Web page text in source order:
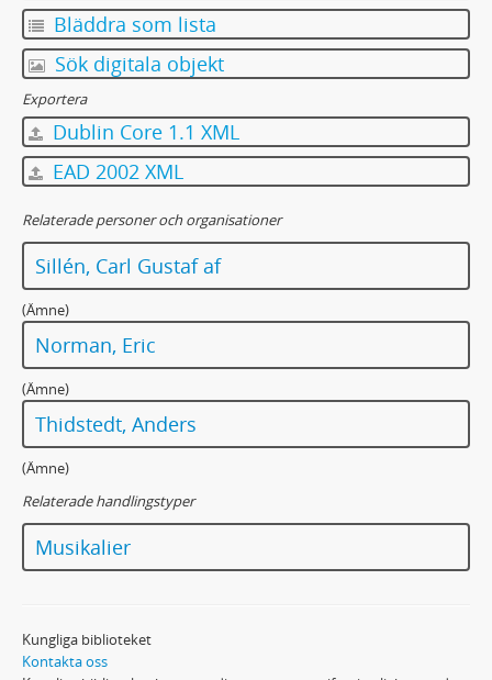
Bläddra som lista
Sök digitala objekt
Exportera
Dublin Core 1.1 XML
EAD 2002 XML
Relaterade personer och organisationer
Sillén, Carl Gustaf af
(Ämne)
Norman, Eric
(Ämne)
Thidstedt, Anders
(Ämne)
Relaterade handlingstyper
Musikalier
Kungliga biblioteket
Kontakta oss